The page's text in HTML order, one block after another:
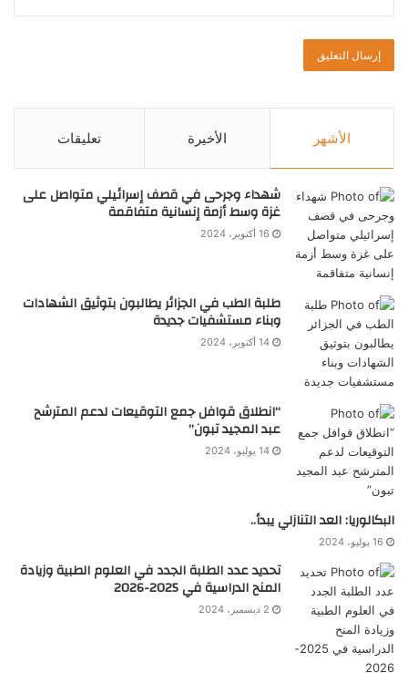
الأشهر الأخيرة تعليقات
شهداء وجرحى في قصف إسرائيلي متواصل على
غزة وسط أزمة إنسانية متفاقمة
16 أكتوبر، 2024
طلبة الطب في الجزائر يطالبون بتوثيق الشهادات
وبناء مستشفيات جديدة
14 أكتوبر، 2024
“انطلاق قوافل جمع التوقيعات لدعم المترشح
عبد المجيد تبون”
14 يوليو، 2024
البكالوريا: العد التنازلي يبدأ..
16 يوليو، 2024
تحديد عدد الطلبة الجدد في العلوم الطبية وزيادة
المنح الدراسية في 2025-2026
2 ديسمبر، 2024